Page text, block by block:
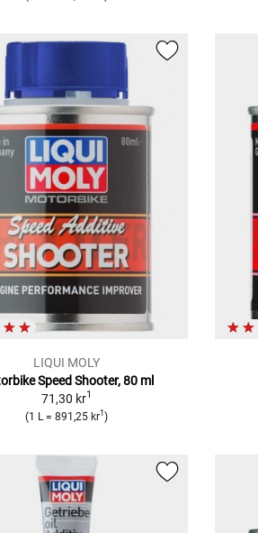
LIQUI MOLY
Speed Shooter, 80 ml
71,30 kr1
(1 L = 891,25 kr1 )